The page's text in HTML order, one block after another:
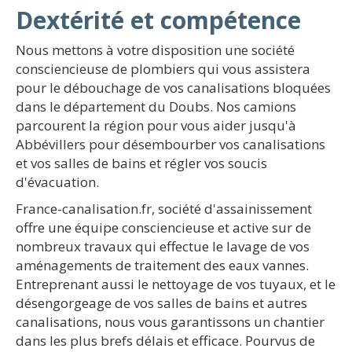
Dextérité et compétence
Nous mettons à votre disposition une société
consciencieuse de plombiers qui vous assistera
pour le débouchage de vos canalisations bloquées
dans le département du Doubs. Nos camions
parcourent la région pour vous aider jusqu'à
Abbévillers pour désembourber vos canalisations
et vos salles de bains et régler vos soucis
d'évacuation.
France-canalisation.fr, société d'assainissement
offre une équipe consciencieuse et active sur de
nombreux travaux qui effectue le lavage de vos
aménagements de traitement des eaux vannes.
Entreprenant aussi le nettoyage de vos tuyaux, et le
désengorgeage de vos salles de bains et autres
canalisations, nous vous garantissons un chantier
dans les plus brefs délais et efficace. Pourvus de